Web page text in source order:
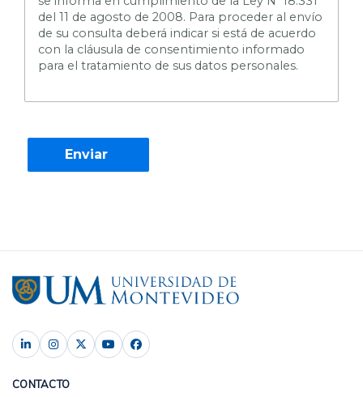
del 11 de agosto de 2008. Para proceder al envío
de su consulta deberá indicar si está de acuerdo
con la cláusula de consentimiento informado
para el tratamiento de sus datos personales.
CONTACTO